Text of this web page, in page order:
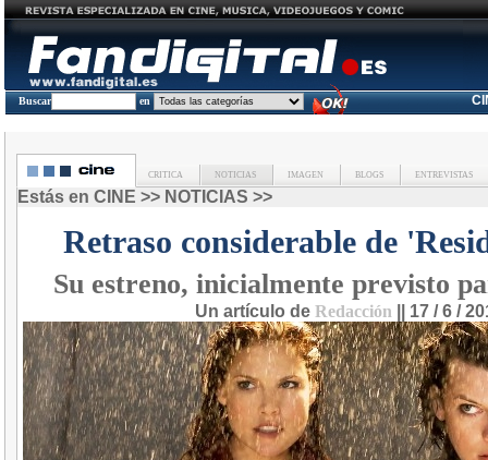
Buscar en
CRITICA NOTICIAS IMAGEN BLOGS ENTREVISTAS
Estás en CINE >> NOTICIAS >>
Retraso considerable de
Su estreno, inicialmente previsto
Un artículo de Redacción || 17 / 6 /